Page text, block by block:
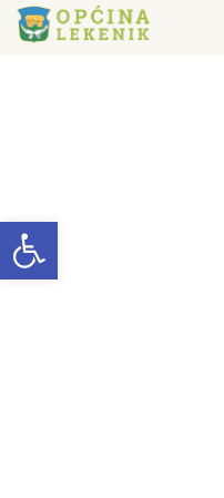
Open toolbar